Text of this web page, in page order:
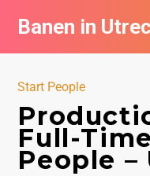
Banen in
Start People
Full-
People
Vacatures per bedrijf
De populairste